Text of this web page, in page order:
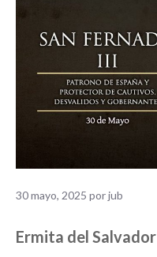
30 mayo, 2025 porjub
Ermita del Salvador